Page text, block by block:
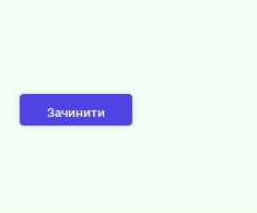
Зачинити